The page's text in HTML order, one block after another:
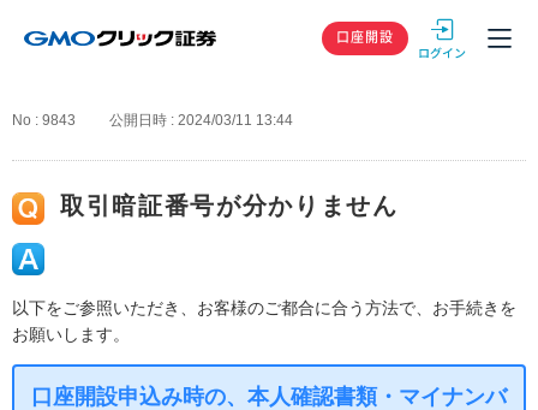
GMOクリック
口座開設
No : 9843 公開日時 : 2024/03/11 13:44
取引暗証番号が分かりません
以下をご参照いただき、お客様のご都合に合う方法で、お手続きを
お願いします。
口座開設申込み時の、本人確認書類・マイナンバ